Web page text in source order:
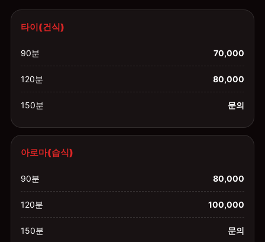
타이(건식)
90분 70,000
120분 80,000
150분 문의
아로마(습식)
90분 80,000
120분 100,000
150분 문의